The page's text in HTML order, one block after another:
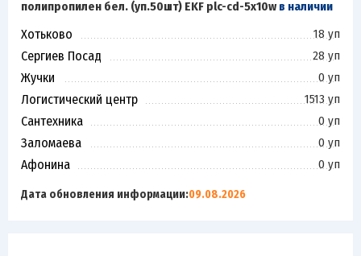
полипропилен бел. (уп.50шт) EKF plc-cd-5x10wв наличии
Хотьково 18 уп
Сергиев Посад 28 уп
Жучки 0 уп
Логистический центр 1513 уп
Сантехника 0 уп
Заломаева 0 уп
Афонина 0 уп
Дата обновления информации:09.08.2026